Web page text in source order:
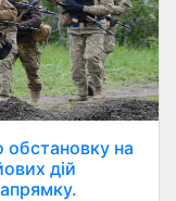
обстановку на
дій